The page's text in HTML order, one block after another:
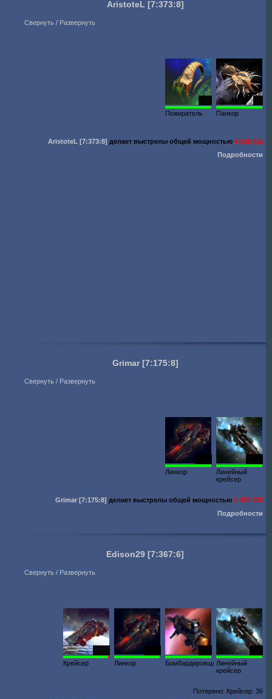
AristoteL [7:373:8]
Свернуть / Развернуть
Пожиратель
Панкор
AristoteL [7:373:8] делает выстрелы общей мощностью4 518 911
Подробности
Grimar [7:175:8]
Свернуть / Развернуть
Линкор
Линейный
крейсер
Grimar [7:175:8] делает выстрелы общей мощностью3 476 225
Подробности
Edison29 [7:367:6]
Свернуть / Развернуть
Крейсер
Линкор
БомбардировщикЛинейный
крейсер
Потеряно: Крейсер: 36